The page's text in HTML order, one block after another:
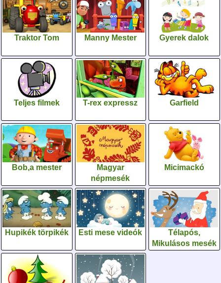
Traktor Tom Manny Mester Gyerek dalok
Teljes filmek T-rex expressz Garfield
Bob,a mester
Magyar
népmesék
Micimackó
Hupikék törpikék Esti mese videók
Télapós,
Mikulásos mesék